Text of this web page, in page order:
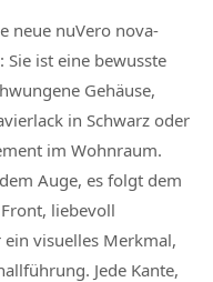
neue nuVero nova-
Sie ist eine bewusste
Gehäuse,
in Schwarz oder
im Wohnraum.
Auge, es folgt dem
liebevoll
ein visuelles Merkmal,
Jede Kante,